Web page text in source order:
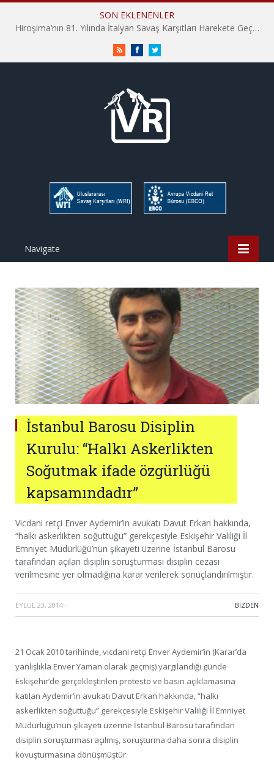
SON EKLENENLER
Hiroşima’nın 81. Yılında İtalyan Savaş Karşıtları Harekete Geçti: “Hatırlamak yeterli değil”
RSS FacebookTwitter
Navigate
İstanbul Barosu Disiplin
Kurulu: “Halkı Askerlikten
Soğutmak ifade özgürlüğü
kapsamındadır”
Vicdani retçi Enver Aydemir’in avukatı Davut Erkan hakkında,
“halkı askerlikten soğuttuğu” gerekçesiyle Eskişehir Valiliği İl
Emniyet Müdürlüğü’nün şikayeti üzerine İstanbul Barosu
tarafından açılan disiplin soruşturması disiplin cezası
verilmesine yer olmadığına karar verilerek sonuçlandırılmıştır.
EYLÜL 23, 2014 · BIZDEN
21 Ocak 2010 tarihinde, vicdani retçi Enver Aydemir’in (Karar’da
yanlışlıkla Enver Yaman olarak geçmiş) yargılandığı günde
Eskişehir’de gerçekleştirilen protesto ve basın açıklamasına
katılan Aydemir’in avukatı Davut Erkan hakkında, “halkı
askerlikten soğuttuğu” gerekçesiyle Eskişehir Valiliği İl Emniyet
Müdürlüğü’nün şikayeti üzerine İstanbul Barosu tarafından
disiplin soruşturması açılmış, soruşturma daha sonra disiplin
kovuşturmasına dönüşmüştür.